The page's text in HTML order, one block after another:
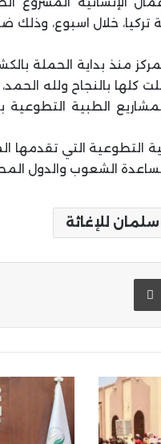
تركيا، خلال اسبوع،
بالنجاح ولله
التطوعية التي تقدمها
الشعوب والدول
للإغاثة
البريد طباعة
مركز
الملك
سلمان
للإغاثة